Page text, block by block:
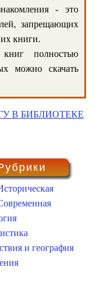
- это
запрещающих
книги.
полностью
можно скачать
В БИБЛИОТЕКЕ
и география